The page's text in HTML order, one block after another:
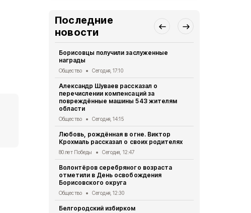
Последние
новости
Борисовцы получили заслуженные
награды
Общество Сегодня, 17:10
Александр Шуваев рассказал о
перечислении компенсаций за
повреждённые машины 543 жителям
области
Общество Сегодня, 14:15
Любовь, рождённая в огне. Виктор
Крохмаль рассказал о своих родителях
80 лет Победы Сегодня, 12:47
Волонтёров серебряного возраста
отметили в День освобождения
Борисовского округа
Общество Сегодня, 12:30
Белгородский избирком